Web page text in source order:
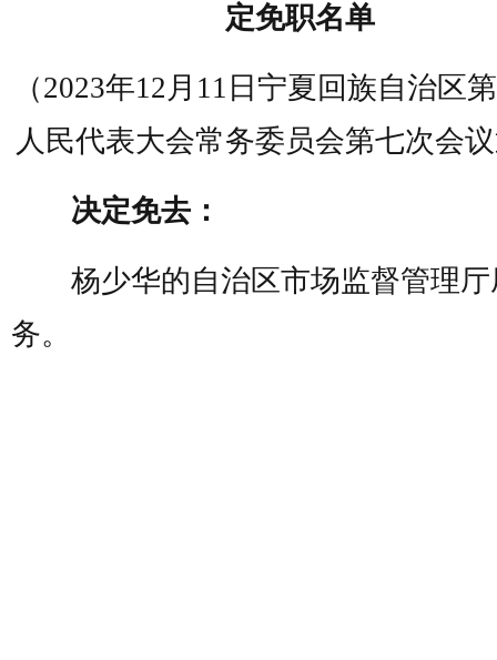
定免职名单
（2023年12月11日宁夏回族自治区
人民代表大会常务委员会第七次会
决定免去：
杨少华的自治区市场监督管理厅
务。